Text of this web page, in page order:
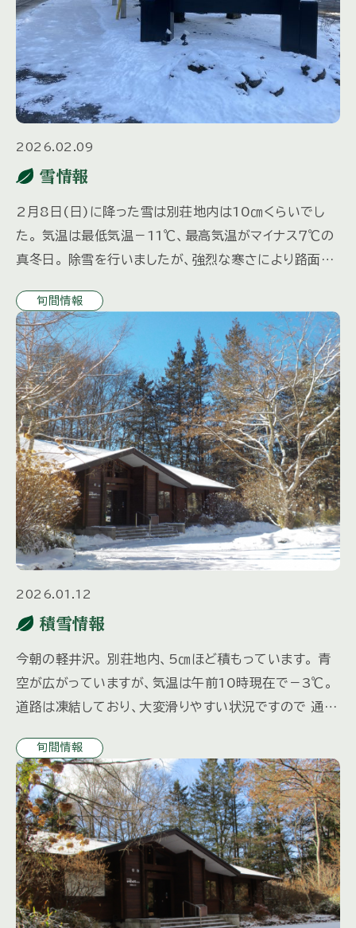
2026.02.09
雪情報
2月8日(日)に降った雪は別荘地内は10㎝くらいでし
た。 気温は最低気温－11℃、最高気温がマイナス７℃の
真冬日。 除雪を行いましたが、強烈な寒さにより路面が
分お気を […]
旬間情報
2026.01.12
積雪情報
今朝の軽井沢。 別荘地内、5㎝ほど積もっています。 青
空が広がっていますが、気温は午前10時現在で－3℃。
道路は凍結しており、大変滑りやすい状況ですので 通行
旬間情報